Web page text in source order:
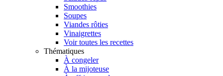
Smoothies
Soupes
Viandes rôties
Vinaigrettes
Voir toutes les recettes
Thématiques
À congeler
À la mijoteuse